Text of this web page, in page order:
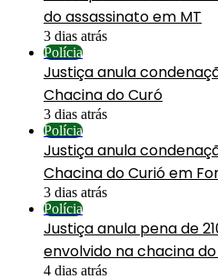
do assassinato em MT
3 dias atrás
Polícia
Justiça anula
Chacina do Curó
3 dias atrás
Polícia
Justiça anula
Chacina do Curió em
3 dias atrás
Polícia
Justiça anula pena de
envolvido na chacina
4 dias atrás